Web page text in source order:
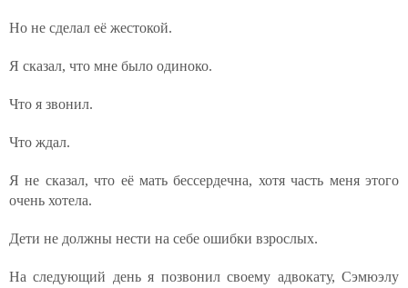
Но не сделал её жестокой.
Я сказал, что мне было одиноко.
Что я звонил.
Что ждал.
Я не сказал, что её мать бессердечна, хотя часть меня этого
очень хотела.
Дети не должны нести на себе ошибки взрослых.
На следующий день я позвонил своему адвокату, Сэмюэлу